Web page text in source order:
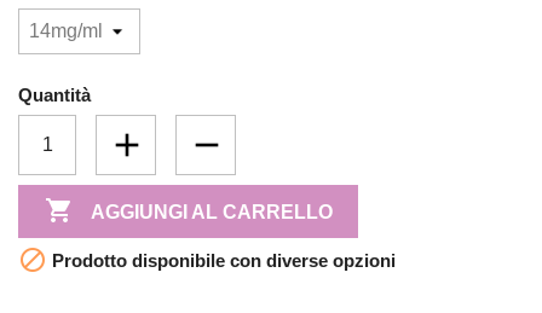
Quantità
 AGGIUNGI AL CARRELLO
 Prodotto disponibile con diverse opzioni